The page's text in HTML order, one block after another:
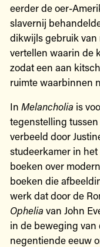
eerder de oer-
slavernij
dikwijls gebruik van
vertellen waarin de
zodat een aan
ruimte waarbinnen
In Melancholia is
tegenstelling
verbeeld door
studeerkamer in
boeken over
boeken die
werk dat door de
Ophelia van John
in de beweging
negentiende eeuw